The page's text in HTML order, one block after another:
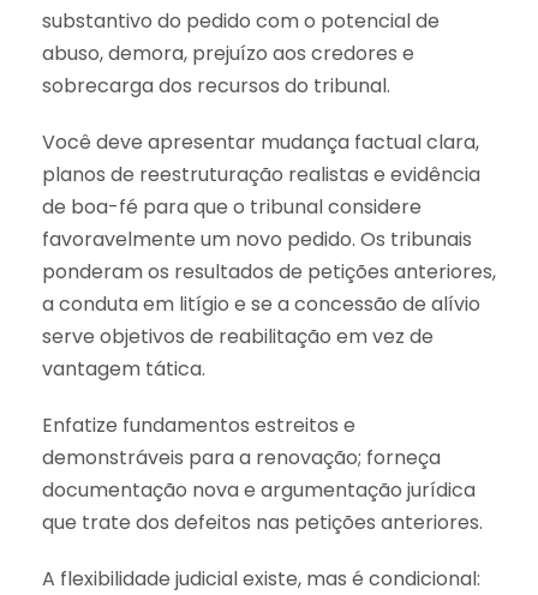
substantivo do pedido com o potencial de
abuso, demora, prejuízo aos credores e
sobrecarga dos recursos do tribunal.
Você deve apresentar mudança factual clara,
planos de reestruturação realistas e evidência
de boa-fé para que o tribunal considere
favoravelmente um novo pedido. Os tribunais
ponderam os resultados de petições anteriores,
a conduta em litígio e se a concessão de alívio
serve objetivos de reabilitação em vez de
vantagem tática.
Enfatize fundamentos estreitos e
demonstráveis para a renovação; forneça
documentação nova e argumentação jurídica
que trate dos defeitos nas petições anteriores.
A flexibilidade judicial existe, mas é condicional: